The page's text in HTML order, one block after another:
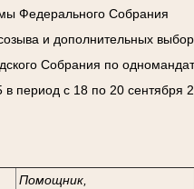
Федерального Собрания
и дополнительных
Собрания по
период с 18 по 20 сентября
Помощник,